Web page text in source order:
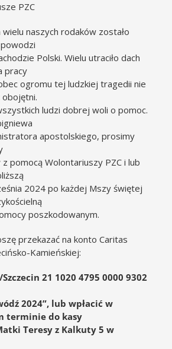
PZC
naszych rodaków zostało
Polski. Wielu utraciło dach
pracy
ogromu tej ludzkiej tragedii nie
ludzi dobrej woli o pomoc.
apostolskiego, prosimy
pomocą Wolontariuszy PZC i lub
2024 po każdej Mszy świętej
poszkodowanym.
przekazać na konto Caritas
Kamieńskiej:
Szczecin 21 1020 4795 0000 9302
2024”, lub wpłacić w
terminie do kasy
Teresy z Kalkuty 5 w